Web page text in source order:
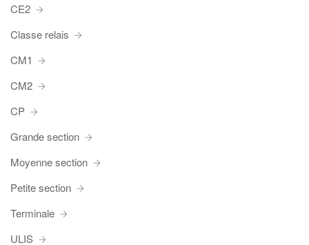
CE2
Classe relais
CM1
CM2
CP
Grande section
Moyenne section
Petite section
Terminale
ULIS